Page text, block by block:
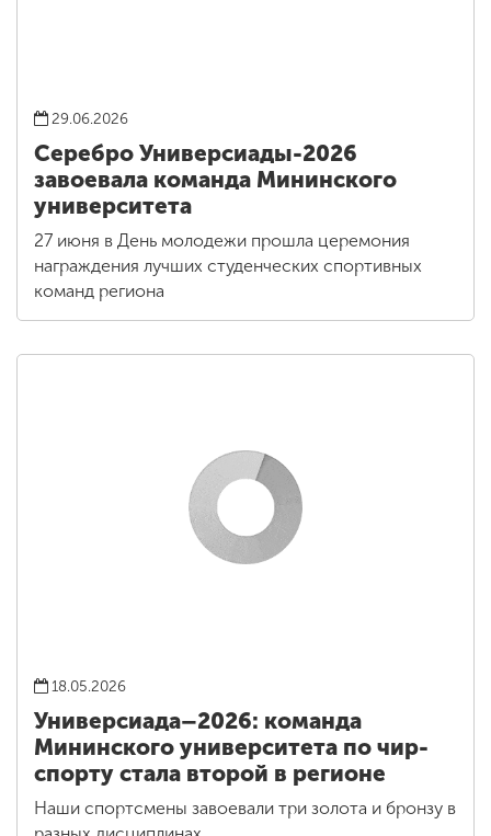
29.06.2026
Серебро Универсиады-2026
завоевала команда Мининского
университета
27 июня в День молодежи прошла церемония
награждения лучших студенческих спортивных
команд региона
18.05.2026
Универсиада–2026: команда
Мининского университета по чир-
спорту стала второй в регионе
Наши спортсмены завоевали три золота и бронзу в